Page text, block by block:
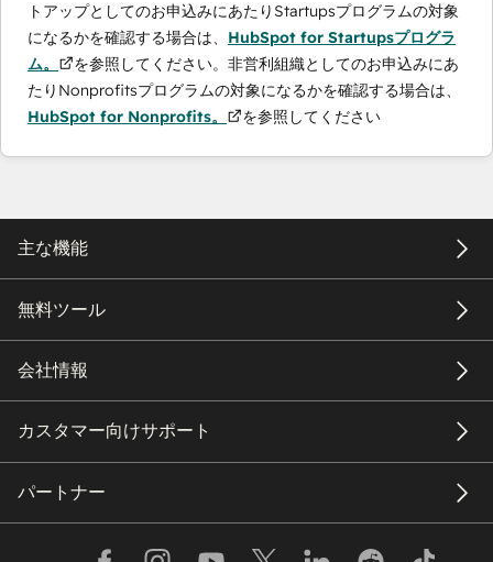
トアップとしてのお申込みにあたりStartupsプログラムの対象
になるかを確認する場合は、 HubSpot for Startupsプログラ
ム。
を参照してください。非営利組織としてのお申込みにあ
たりNonprofitsプログラムの対象になるかを確認する場合は、
HubSpot for Nonprofits。
を参照してください
主な機能
無料ツール
会社情報
カスタマー向けサポート
パートナー